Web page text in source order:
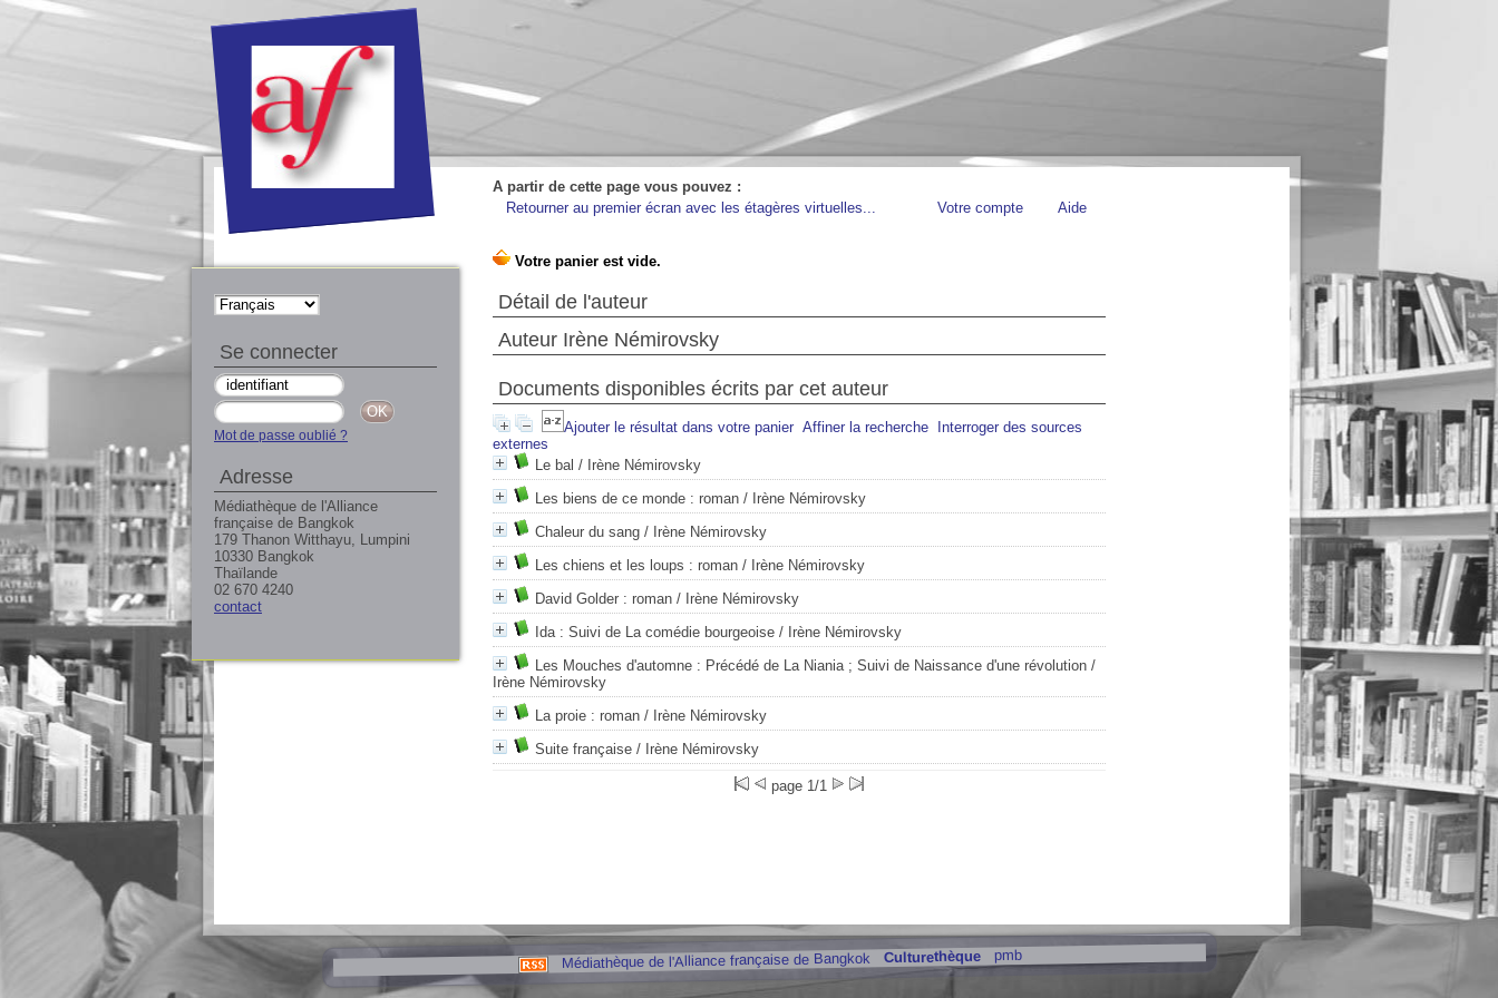
A partir de cette page vous pouvez :
Retourner au premier écran avec les étagères virtuelles...
Votre compte Aide
Détail de l'auteur
Auteur Irène Némirovsky
Documents disponibles écrits par cet auteur
Ajouter le résultat dans votre panier Affiner la recherche
Interroger des sources
externes
Le bal / Irène Némirovsky
Les biens de ce monde : roman / Irène Némirovsky
Chaleur du sang / Irène Némirovsky
Les chiens et les loups : roman / Irène Némirovsky
David Golder : roman / Irène Némirovsky
Ida : Suivi de La comédie bourgeoise / Irène Némirovsky
Les Mouches d'automne : Précédé de La Niania ; Suivi de Naissance d'une révolution /
Irène Némirovsky
La proie : roman / Irène Némirovsky
Suite française / Irène Némirovsky
page 1/1
Médiathèque de l'Alliance française de Bangkok Culturethèque pmb
Se connecter
Mot de passe oublié ?
Adresse
Médiathèque de l'Alliance
française de Bangkok
179 Thanon Witthayu, Lumpini
10330 Bangkok
Thaïlande
02 670 4240
contact